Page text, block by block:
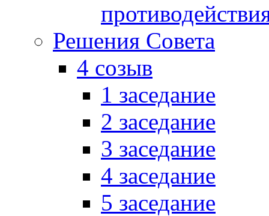
Решения Совета
4 созыв
1 заседание
2 заседание
3 заседание
4 заседание
5 заседание